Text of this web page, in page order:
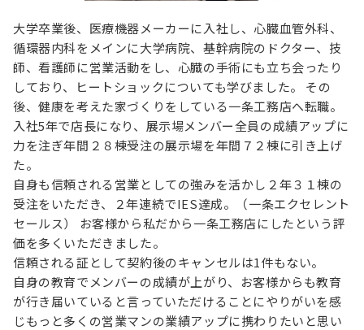
メンバー紹介
会社概要
お問い合わせ
資料ダウンロード
PGハウスについて
大学卒業後、医療機器メーカーに入社し、心臓血管外科、
循環器内科をメインに大学病院、基幹病院のドクター、技
師、看護師に営業活動をし、心臓の手術にも立ち会ったり
しており、ヒートショックについても学びました。 その
後、健康を考えた家づくりをしている一条工務店へ転職。
入社5年で店長になり、展示場メンバー全員の成績アップに
力を注ぎ年間２８棟受注の展示場を年間７２棟に引き上げ
た。
自身も信頼される営業としての強みを活かし２年３１棟の
受注をいただき、２年連続でIES達成。（一条エクセレント
セールス） お客様から私だから一条工務店にしたという評
価を多くいただきました。
信頼される証として契約後のキャンセルは1件もない。
自身の教育でメンバーの成績が上がり、お客様からも教育
が行き届いていると言っていただけることにやりがいを感
じもっと多くの営業マンの業績アップに携わりたいと思い